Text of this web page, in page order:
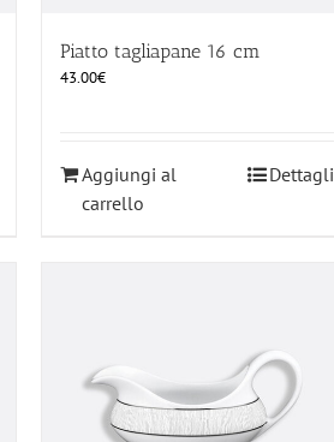
Piatto tagliapane 16 cm
43.00€
Aggiungi al
carrello
Dettagli